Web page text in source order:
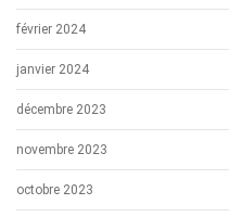
février 2024
janvier 2024
décembre 2023
novembre 2023
octobre 2023